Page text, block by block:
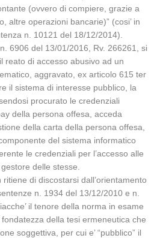
(ovvero di compiere, grazie a
altre operazioni bancarie)” (cosi’ in
n. 10121 del 18/12/2014).
6906 del 13/01/2016, Rv. 266261, si
reato di accesso abusivo ad un
aggravato, ex articolo 615 ter
il sistema di interesse pubblico, la
procurato le credenziali
della persona offesa, acceda
della carta della persona offesa,
del sistema informatico
le credenziali per l’accesso alle
delle stesse.
di discostarsi dall’orientamento
n. 1934 del 13/12/2010 e n.
il tenore della norma in esame
della tesi ermeneutica che
soggettiva, per cui e’ “pubblico” il